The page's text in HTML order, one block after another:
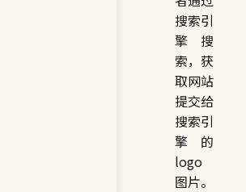
搜索引
擎搜
索，获
取网站
提交给
搜索引
擎的
logo
图片。